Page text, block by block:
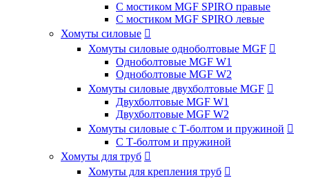
С мостиком MGF SPIRO правые
С мостиком MGF SPIRO левые
Хомуты силовые 
Хомуты силовые одноболтовые MGF 
Одноболтовые MGF W1
Одноболтовые MGF W2
Хомуты силовые двухболтовые MGF 
Двухболтовые MGF W1
Двухболтовые MGF W2
Хомуты силовые с Т-болтом и пружиной 
С Т-болтом и пружиной
Хомуты для труб 
Хомуты для крепления труб 